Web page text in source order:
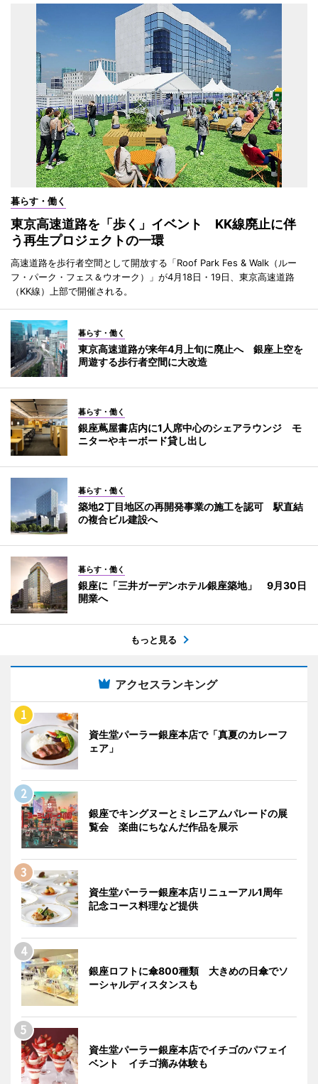
暮らす・働く
東京高速道路を「歩く」イベント KK線廃止に伴
う再生プロジェクトの一環
高速道路を歩行者空間として開放する「Roof Park Fes & Walk（ルー
フ・パーク・フェス＆ウオーク）」が4月18日・19日、東京高速道路
（KK線）上部で開催される。
暮らす・働く
東京高速道路が来年4月上旬に廃止へ 銀座上空を
周遊する歩行者空間に大改造
暮らす・働く
銀座蔦屋書店内に1人席中心のシェアラウンジ モ
ニターやキーボード貸し出し
暮らす・働く
築地2丁目地区の再開発事業の施工を認可 駅直結
の複合ビル建設へ
暮らす・働く
銀座に「三井ガーデンホテル銀座築地」 9月30日
開業へ
もっと見る
アクセスランキング
資生堂パーラー銀座本店で「真夏のカレーフ
ェア」
銀座でキングヌーとミレニアムパレードの展
覧会 楽曲にちなんだ作品を展示
資生堂パーラー銀座本店リニューアル1周年
記念コース料理など提供
銀座ロフトに傘800種類 大きめの日傘でソ
ーシャルディスタンスも
資生堂パーラー銀座本店でイチゴのパフェイ
ベント イチゴ摘み体験も